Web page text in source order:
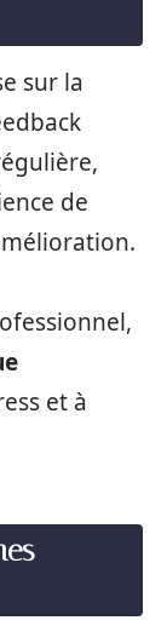
sur la
de
et à